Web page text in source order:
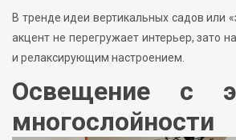
В тренде идеи вертикальных садов или
акцент не перегружает интерьер, зато
и релаксирующим настроением.
Освещение с
многослойности